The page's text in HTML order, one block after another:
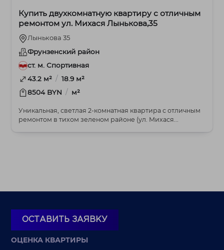
Купить двухкомнатную квартиру с отличным
ремонтом ул. Михася Лынькова,35
Лынькова 35
Фрунзенский район
ст. м. Спортивная
43.2 м² / 18.9 м²
8504 BYN / м²
Уникальная, светлая 2-комнатная квартира с отличным
ремонтом в тихом зеленом районе (ул. Михася...
ОСТАВИТЬ ЗАЯВКУ
ОЦЕНКА КВАРТИРЫ